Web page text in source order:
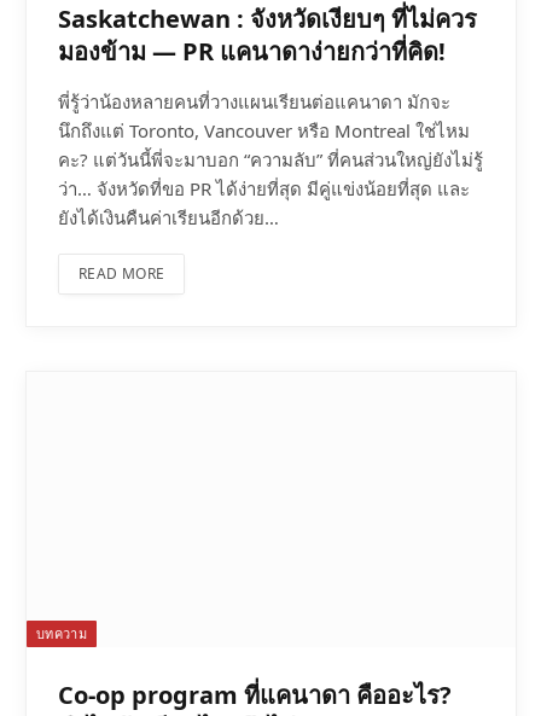
Saskatchewan : จังหวัดเงียบๆ ที่ไม่ควร
มองข้าม — PR แคนาดาง่ายกว่าที่คิด!
พี่รู้ว่าน้องหลายคนที่วางแผนเรียนต่อแคนาดา มักจะ
นึกถึงแต่ Toronto, Vancouver หรือ Montreal ใช่ไหม
คะ? แต่วันนี้พี่จะมาบอก “ความลับ” ที่คนส่วนใหญ่ยังไม่รู้
ว่า… จังหวัดที่ขอ PR ได้ง่ายที่สุด มีคู่แข่งน้อยที่สุด และ
ยังได้เงินคืนค่าเรียนอีกด้วย…
READ MORE
บทความ
Co-op program ที่แคนาดา คืออะไร?